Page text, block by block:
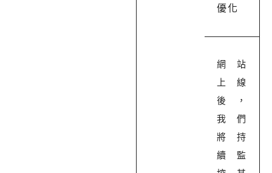
優化
網站
上線
後，
我們
將持
續監